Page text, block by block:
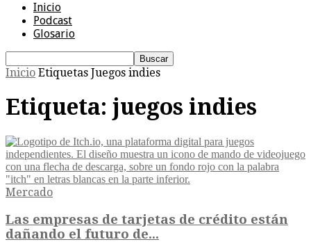
Inicio
Podcast
Glosario
Inicio Etiquetas Juegos indies
Etiqueta: juegos indies
Mercado
Las empresas de tarjetas de crédito están
dañando el futuro de...